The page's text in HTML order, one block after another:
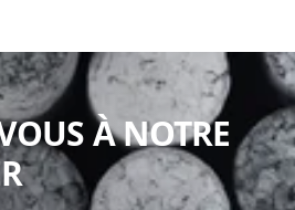
À NOTRE